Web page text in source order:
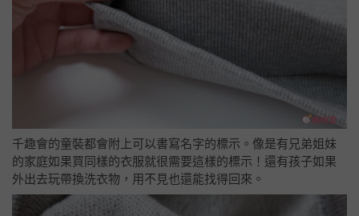
千趣會的童裝都會附上可以書寫名字的標示。像是有兄弟姐妹
的家庭如果買同樣的衣服就很需要這樣的標示！還有孩子如果
外出去玩帶換洗衣物，用不見也還能找得回來。